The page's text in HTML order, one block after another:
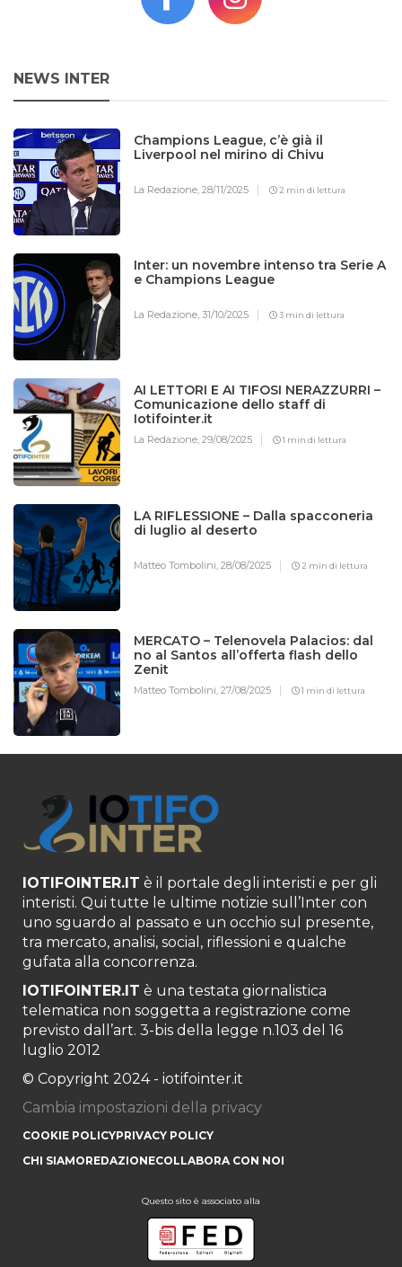
NEWS INTER
Champions League, c’è già il
Liverpool nel mirino di Chivu
La Redazione,28/11/2025 2 min di lettura
Inter: un novembre intenso tra Serie A
e Champions League
La Redazione,31/10/2025 3 min di lettura
AI LETTORI E AI TIFOSI NERAZZURRI –
Comunicazione dello staff di
Iotifointer.it
La Redazione,29/08/2025 1 min di lettura
LA RIFLESSIONE – Dalla spacconeria
di luglio al deserto
Matteo Tombolini,28/08/2025 2 min di lettura
MERCATO – Telenovela Palacios: dal
no al Santos all’offerta flash dello
Zenit
Matteo Tombolini,27/08/2025 1 min di lettura
IOTIFOINTER.IT è il portale degli interisti e per gli
interisti. Qui tutte le ultime notizie sull’Inter con
uno sguardo al passato e un occhio sul presente,
tra mercato, analisi, social, riflessioni e qualche
gufata alla concorrenza.
IOTIFOINTER.IT è una testata giornalistica
telematica non soggetta a registrazione come
previsto dall’art. 3-bis della legge n.103 del 16
luglio 2012
© Copyright 2024 - iotifointer.it
Cambia impostazioni della privacy
COOKIE POLICYPRIVACY POLICY
CHI SIAMOREDAZIONECOLLABORA CON NOI
Questo sito è associato alla